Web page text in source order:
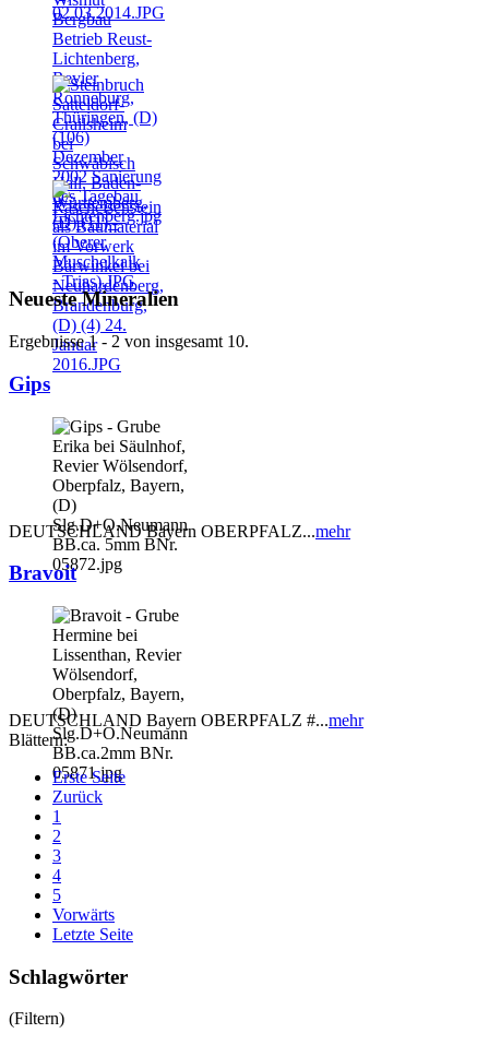
Neueste Mineralien
Ergebnisse 1 - 2 von insgesamt 10.
Gips
DEUTSCHLAND Bayern OBERPFALZ...mehr
Bravoit
DEUTSCHLAND Bayern OBERPFALZ #...mehr
Blättern:
Erste Seite
Zurück
1
2
3
4
5
Vorwärts
Letzte Seite
Schlagwörter
(Filtern)